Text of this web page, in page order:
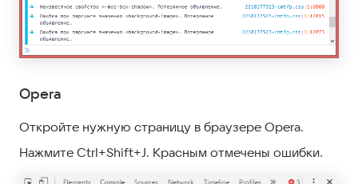
Opera
Откройте нужную страницу в браузере Opera.
Нажмите Ctrl+Shift+J. Красным отмечены ошибки.